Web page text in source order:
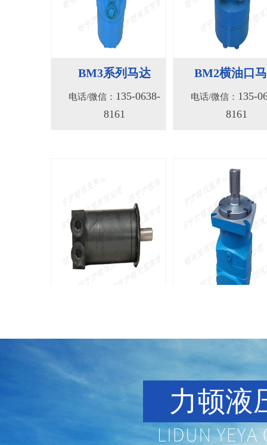
BM3系列马达
电话/微信：135-0638-
8161
BM2横油口
电话/微信：135-
8161
力顿液